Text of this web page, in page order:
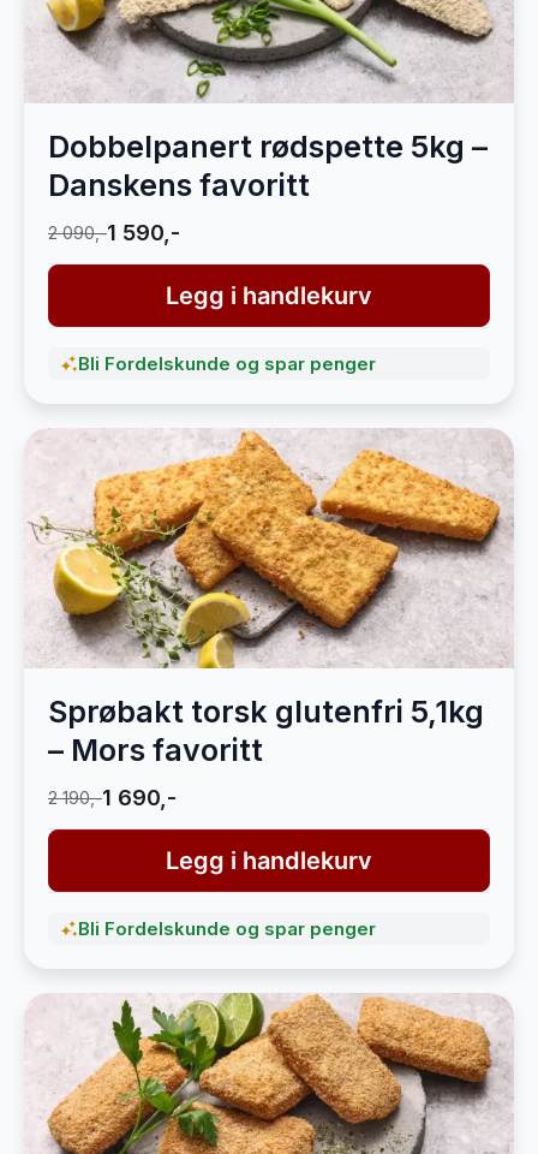
Dobbelpanert rødspette 5kg –
Danskens favoritt
2 090,-1 590,-
Legg i handlekurv
Bli Fordelskunde og spar penger
Sprøbakt torsk glutenfri 5,1kg
– Mors favoritt
2 190,-1 690,-
Legg i handlekurv
Bli Fordelskunde og spar penger